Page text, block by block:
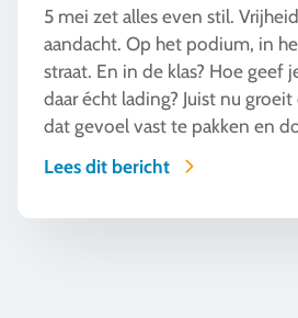
5 mei zet alles even stil.
aandacht. Op het podium, in
straat. En in de klas? Hoe geef je dat moment
daar écht lading? Juist nu
dat gevoel vast te pakken en
Van verhaal naar ervaring. Dat
leerlingen het zelf beleven.
Lees dit bericht